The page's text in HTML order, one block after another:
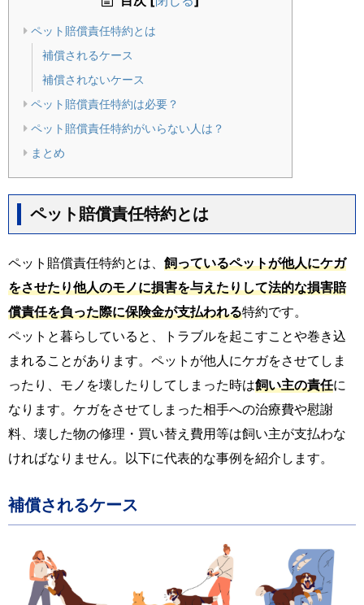
ペット賠償責任特約とは
補償されるケース
補償されないケース
ペット賠償責任特約は必要？
ペット賠償責任特約がいらない人は？
まとめ
ペット賠償責任特約とは
ペット賠償責任特約とは、 飼っているペットが他人にケガ
をさせたり他人のモノに損害を与えたりして法的な損害賠
償責任を負った際に保険金が支払われる特約です。
ペットと暮らしていると、トラブルを起こすことや巻き込
まれることがあります。ペットが他人にケガをさせてしま
ったり、モノを壊したりしてしまった時は飼い主の責任に
なります。ケガをさせてしまった相手への治療費や慰謝
料、壊した物の修理・買い替え費用等は飼い主が支払わな
ければなりません。以下に代表的な事例を紹介します。
補償されるケース